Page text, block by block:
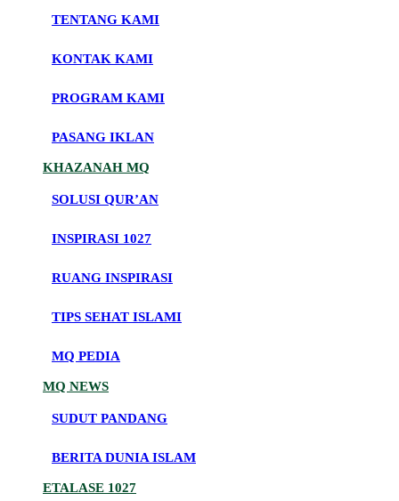
TENTANG KAMI
KONTAK KAMI
PROGRAM KAMI
PASANG IKLAN
KHAZANAH MQ
SOLUSI QUR’AN
INSPIRASI 1027
RUANG INSPIRASI
TIPS SEHAT ISLAMI
MQ PEDIA
MQ NEWS
SUDUT PANDANG
BERITA DUNIA ISLAM
ETALASE 1027